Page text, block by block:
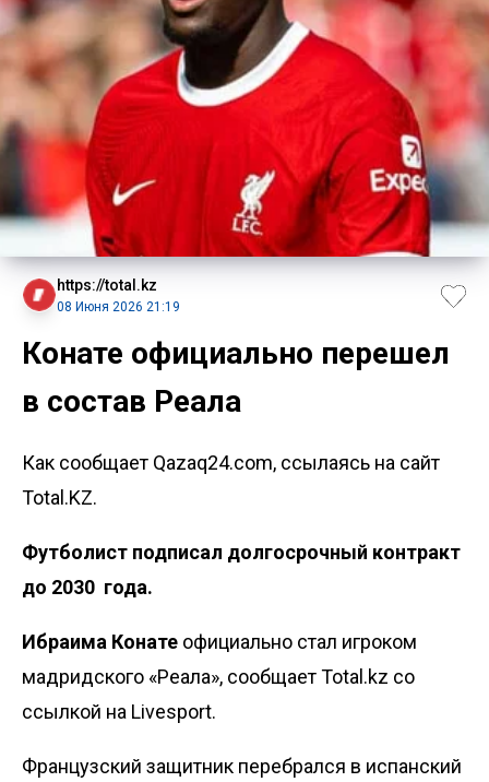
https://total.kz
08 Июня 2026 21:19
Конате официально перешел
в состав Реала
Как сообщает Qazaq24.com, ссылаясь на сайт
Total.KZ.
Футболист подписал долгосрочный контракт
до 2030 года.
Ибраима Конате официально стал игроком
мадридского «Реала», сообщает Total.kz со
ссылкой на Livesport.
Французский защитник перебрался в испанский